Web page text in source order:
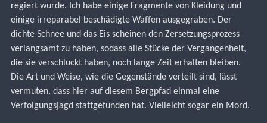
regiert wurde. Ich habe einige Fragmente von Kleidung und
einige irreparabel beschädigte Waffen ausgegraben. Der
dichte Schnee und das Eis scheinen den Zersetzungsprozess
verlangsamt zu haben, sodass alle Stücke der Vergangenheit,
die sie verschluckt haben, noch lange Zeit erhalten bleiben.
Die Art und Weise, wie die Gegenstände verteilt sind, lässt
vermuten, dass hier auf diesem Bergpfad einmal eine
Verfolgungsjagd stattgefunden hat. Vielleicht sogar ein Mord.